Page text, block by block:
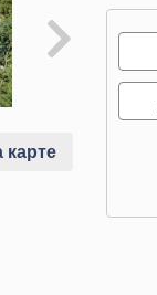
карте